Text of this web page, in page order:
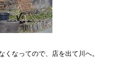
くなってので、店を出て川へ。